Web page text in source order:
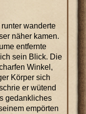
wanderte
näher kamen.
entfernte
sein Blick. Die
Winkel,
Körper sich
er wütend
gedankliches
empörten